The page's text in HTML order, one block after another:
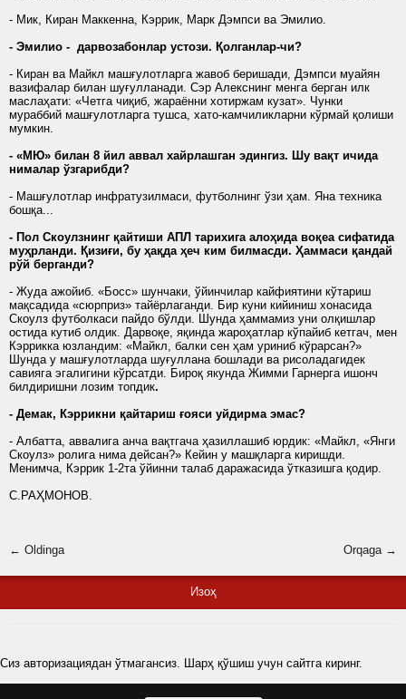
- Мик, Киран Маккенна, Кэррик, Марк Дэмпси ва Эмилио.
- Эмилио - дарвозабонлар устози. Қолганлар-чи?
- Киран ва Майкл машғулотларга жавоб беришади, Дэмпси муайян
вазифалар билан шуғулланади. Сэр Алекснинг менга берган илк
маслаҳати: «Четга чиқиб, жараённи хотиржам кузат». Чунки
мураббий машғулотларга тушса, хато-камчиликларни кўрмай қолиши
мумкин.
- «МЮ» билан 8 йил аввал хайрлашган эдингиз. Шу вақт ичида
нималар ўзгарибди?
- Машғулотлар инфратузилмаси, футболнинг ўзи ҳам. Яна техника
бошқа...
- Пол Скоулзнинг қайтиши АПЛ тарихига алоҳида воқеа сифатида
муҳрланди. Қизиғи, бу ҳақда ҳеч ким билмасди. Ҳаммаси қандай
рўй берганди?
- Жуда ажойиб. «Босс» шунчаки, ўйинчилар кайфиятини кўтариш
мақсадида «сюрприз» тайёрлаганди. Бир куни кийиниш хонасида
Скоулз футболкаси пайдо бўлди. Шунда ҳаммамиз уни олқишлар
остида кутиб олдик. Дарвоқе, яқинда жароҳатлар кўпайиб кетгач, мен
Кэррикка юзландим: «Майкл, балки сен ҳам уриниб кўрарсан?»
Шунда у машғулотларда шуғуллана бошлади ва рисоладагидек
савияга эгалигини кўрсатди. Бироқ якунда Жимми Гарнерга ишонч
билдиришни лозим топдик.
- Демак, Кэррикни қайтариш ғояси уйдирма эмас?
- Албатта, аввалига анча вақтгача ҳазиллашиб юрдик: «Майкл, «Янги
Скоулз» ролига нима дейсан?» Кейин у машқларга киришди.
Менимча, Кэррик 1-2та ўйинни талаб даражасида ўтказишга қодир.
С.РАҲМОНОВ.
← Oldinga Orqaga →
Изоҳ
Сиз авторизациядан ўтмагансиз. Шарҳ қўшиш учун сайтга киринг.